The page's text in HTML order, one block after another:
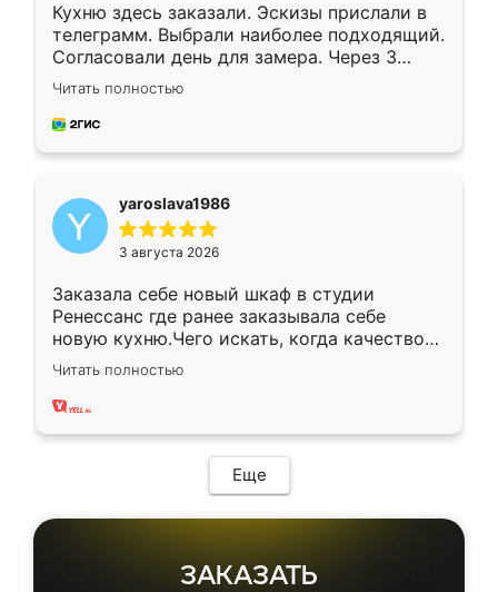
Кухню здесь заказали. Эскизы прислали в
телеграмм. Выбрали наиболее подходящий.
Согласовали день для замера. Через 3
недели кухня была уже готова. Остались
довольны работой. Спасибо Ренессанс
мебель за качественную работу!
Читать полностью
yaroslava1986
3 августа 2026
Заказала себе новый шкаф в студии
Ренессанс где ранее заказывала себе
новую кухню.Чего искать, когда качеством
вполне довольна. Служит кухня уже почти
два года, нареканий нет.
Читать полностью
Еще
ЗАКАЗАТЬ